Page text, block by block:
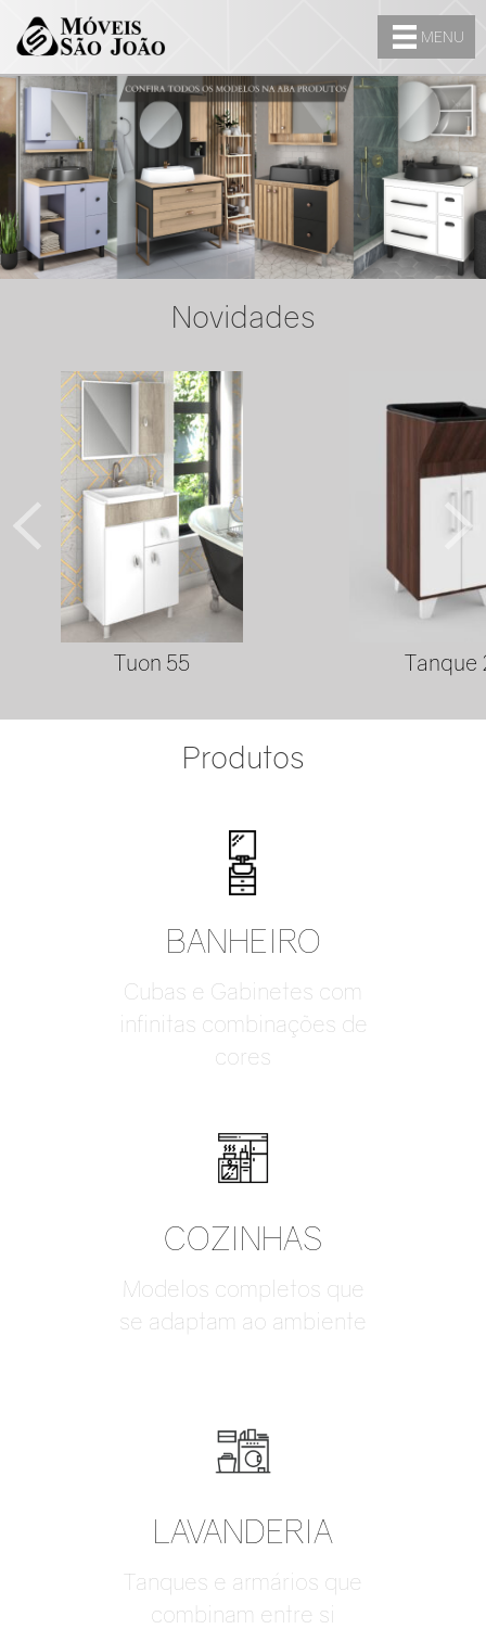
MENU
Novidades
Tuon 55 Tanque
Produtos
BANHEIRO
Cubas e Gabinetes com
infinitas combinações de
cores
COZINHAS
Modelos completos que
se adaptam ao ambiente
LAVANDERIA
Tanques e armários que
combinam entre si